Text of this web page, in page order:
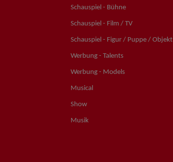
Schauspiel - Bühne
Schauspiel - Film / TV
Schauspiel - Figur / Puppe / Objekt
Werbung - Talents
Werbung - Models
Musical
Show
Musik